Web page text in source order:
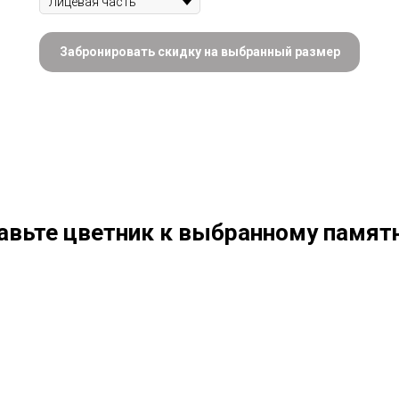
Забронировать скидку на выбранный размер
цветник к выбранному